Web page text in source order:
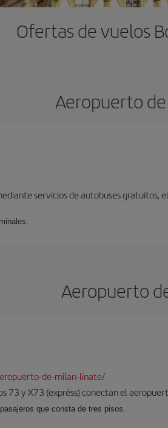
Ofertas de vuelos
Aeropuerto
servicios de autobuses
Aeropuerto
de-milan-linate/
73 y X73 (expréss) conectan el
que consta de tres pisos.